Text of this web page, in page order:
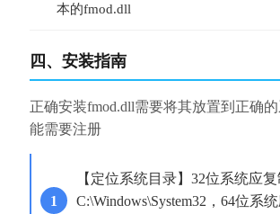
本的fmod.dll
四、安装指南
正确安装fmod.dll需要将其放置到正确
能需要注册
【定位系统目录】32位系统应复
C:\Windows\System32，64位系